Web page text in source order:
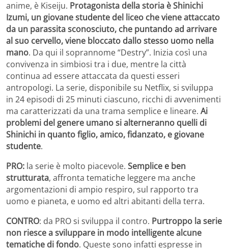
anime, è Kiseiju. Protagonista della storia è Shinichi
Izumi, un giovane studente del liceo che viene attaccato
da un parassita sconosciuto, che puntando ad arrivare
al suo cervello, viene bloccato dallo stesso uomo nella
mano. Da qui il soprannome “Destry”. Inizia così una
convivenza in simbiosi tra i due, mentre la città
continua ad essere attaccata da questi esseri
antropologi. La serie, disponibile su Netflix, si sviluppa
in 24 episodi di 25 minuti ciascuno, ricchi di avvenimenti
ma caratterizzati da una trama semplice e lineare. Ai
problemi del genere umano si alterneranno quelli di
Shinichi in quanto figlio, amico, fidanzato, e giovane
studente.
PRO: la serie è molto piacevole. Semplice e ben
strutturata, affronta tematiche leggere ma anche
argomentazioni di ampio respiro, sul rapporto tra
uomo e pianeta, e uomo ed altri abitanti della terra.
CONTRO: da PRO si sviluppa il contro. Purtroppo la serie
non riesce a sviluppare in modo intelligente alcune
tematiche di fondo. Queste sono infatti espresse in